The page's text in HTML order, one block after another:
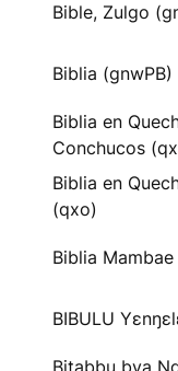
Bible, Zulgo
Biblia (gnwPB)
Biblia en
Conchucos
Biblia en
(qxo)
Biblia Mambae
BIBULU
Bitabbu bya